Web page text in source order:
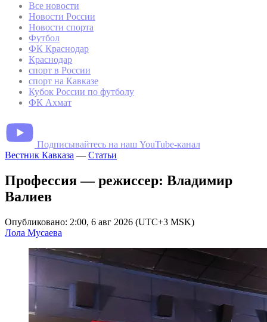
Все новости
Новости России
Новости спорта
Футбол
ФК Краснодар
Краснодар
спорт в России
спорт на Кавказе
Кубок России по футболу
ФК Ахмат
Подписывайтесь на наш YouTube-канал
Вестник Кавказа — Статьи
Профессия — режиссер: Владимир
Валиев
Опубликовано: 2:00, 6 авг 2026 (UTC+3 MSK)
Лола Мусаева